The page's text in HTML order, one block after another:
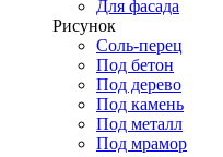
Для фасада
Рисунок
Соль-перец
Под бетон
Под дерево
Под камень
Под металл
Под мрамор